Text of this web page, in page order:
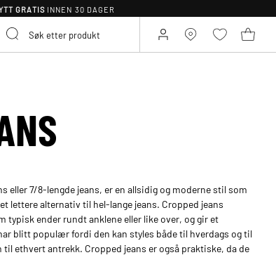
GRATISINNEN 30 DAGER
eller 7/8-lengde jeans, er en allsidig og moderne stil som
lettere alternativ til hel-lange jeans. Cropped jeans
typisk ender rundt anklene eller like over, og gir et
blitt populær fordi den kan styles både til hverdags og til
ethvert antrekk. Cropped jeans er også praktiske, da de